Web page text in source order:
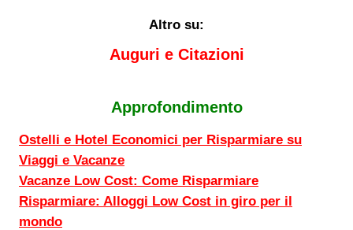
Altro su:
Auguri e Citazioni
Approfondimento
Ostelli e Hotel Economici per Risparmiare su
Viaggi e Vacanze
Vacanze Low Cost: Come Risparmiare
Risparmiare: Alloggi Low Cost in giro per il
mondo